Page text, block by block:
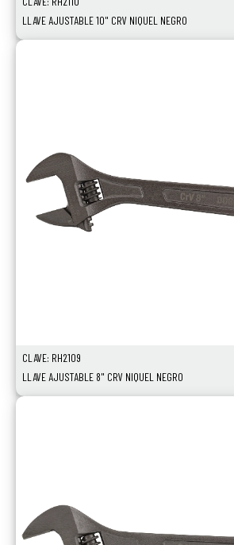
LLAVE AJUSTABLE 10" CRV NIQUEL NEGRO
CLAVE: RH2109
LLAVE AJUSTABLE 8" CRV NIQUEL NEGRO